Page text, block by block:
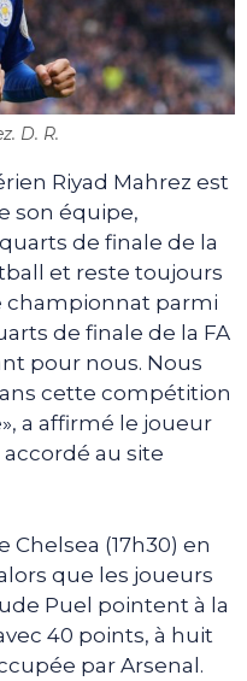
D. R.
Riyad Mahrez est
son équipe,
de finale de la
et reste toujours
championnat parmi
de finale de la FA
pour nous. Nous
cette compétition
a affirmé le joueur
au site
(17h30) en
que les joueurs
Puel pointent à la
40 points, à huit
par Arsenal.